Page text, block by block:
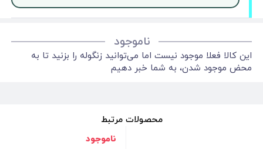
ناموجود
این کالا فعلا موجود نیست اما می‌توانید زنگوله را بزنید تا به
محض موجود شدن، به شما خبر دهیم
محصولات مرتبط
ناموجود